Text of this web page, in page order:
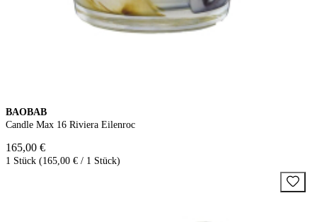
BAOBAB
Candle Max 16 Riviera Eilenroc
165,00 €
1 Stück (165,00 € / 1 Stück)